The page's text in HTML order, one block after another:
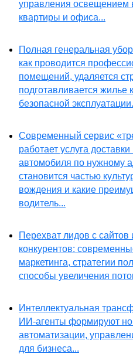
управления освещением
квартиры и офиса...
Полная генеральная
как проводится
помещений, удаляется
подготавливается жилье
безопасной
Современный сервис
работает услуга
автомобиля по нужному
становится частью
вождения и какие
водитель...
Перехват лидов с сайтов
конкурентов:
маркетинга, стратегии
способы увеличения
Интеллектуальная
ИИ-агенты формируют
автоматизации,
для бизнеса...